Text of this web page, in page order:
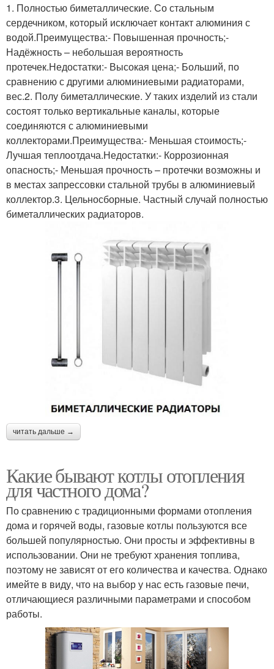
1. Полностью биметаллические. Со стальным
сердечником, который исключает контакт алюминия с
водой.Преимущества:- Повышенная прочность;-
Надёжность – небольшая вероятность
протечек.Недостатки:- Высокая цена;- Больший, по
сравнению с другими алюминиевыми радиаторами,
вес.2. Полу биметаллические. У таких изделий из стали
состоят только вертикальные каналы, которые
соединяются с алюминиевыми
коллекторами.Преимущества:- Меньшая стоимость;-
Лучшая теплоотдача.Недостатки:- Коррозионная
опасность;- Меньшая прочность – протечки возможны и
в местах запрессовки стальной трубы в алюминиевый
коллектор.3. Цельносборные. Частный случай полностью
биметаллических радиаторов.
читать дальше →
Какие бывают котлы отопления
для частного дома?
По сравнению с традиционными формами отопления
дома и горячей воды, газовые котлы пользуются все
большей популярностью. Они просты и эффективны в
использовании. Они не требуют хранения топлива,
поэтому не зависят от его количества и качества. Однако
имейте в виду, что на выбор у нас есть газовые печи,
отличающиеся различными параметрами и способом
работы.